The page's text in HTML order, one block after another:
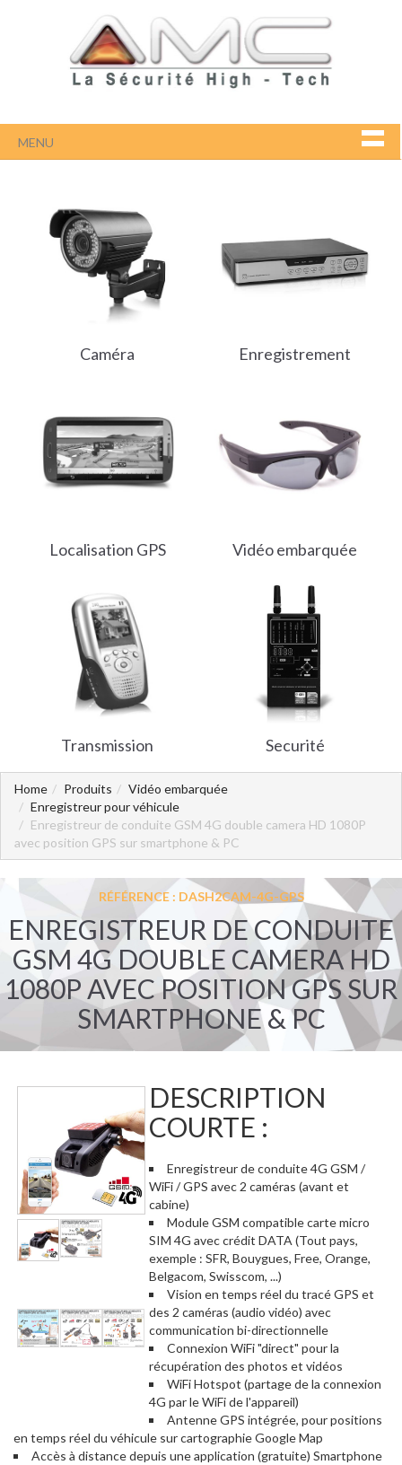
MENU
Caméra Enregistrement
Localisation GPS Vidéo embarquée
Transmission Securité
Home Produits
Vidéo embarquée
Enregistreur pour véhicule
Enregistreur de conduite GSM 4G double camera HD 1080P
avec position GPS sur smartphone & PC
RÉFÉRENCE : DASH2CAM-4G-GPS
ENREGISTREUR DE CONDUITE
GSM 4G DOUBLE CAMERA HD
1080P AVEC POSITION GPS SUR
SMARTPHONE & PC
DESCRIPTION
COURTE :
Enregistreur de conduite 4G GSM /
WiFi / GPS avec 2 caméras (avant et
cabine)
Module GSM compatible carte micro
SIM 4G avec crédit DATA (Tout pays,
exemple : SFR, Bouygues, Free, Orange,
Belgacom, Swisscom, ...)
Vision en temps réel du tracé GPS et
des 2 caméras (audio vidéo) avec
communication bi-directionnelle
Connexion WiFi "direct" pour la
récupération des photos et vidéos
WiFi Hotspot (partage de la connexion
4G par le WiFi de l'appareil)
Antenne GPS intégrée, pour positions
en temps réel du véhicule sur cartographie Google Map
Accès à distance depuis une application (gratuite) Smartphone